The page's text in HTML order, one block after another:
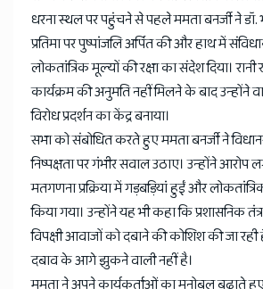
धरना स्थल पर पहुंचने से पहले ममता बनर्जी ने
प्रतिमा पर पुष्पांजलि अर्पित की और हाथ में
लोकतांत्रिक मूल्यों की रक्षा का संदेश दिया। रानी
कार्यक्रम की अनुमति नहीं मिलने के बाद उन्होंने
विरोध प्रदर्शन का केंद्र बनाया।
सभा को संबोधित करते हुए ममता बनर्जी ने
निष्पक्षता पर गंभीर सवाल उठाए। उन्होंने आरोप
मतगणना प्रक्रिया में गड़बड़ियां हुईं और
किया गया। उन्होंने यह भी कहा कि प्रशासनिक
विपक्षी आवाजों को दबाने की कोशिश की जा
दबाव के आगे झुकने वाली नहीं है।